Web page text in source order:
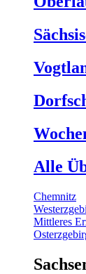
Alle
Chemnitz
Mittleres